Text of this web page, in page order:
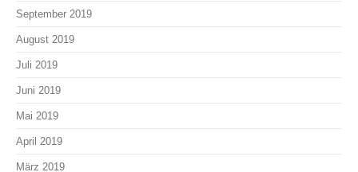
September 2019
August 2019
Juli 2019
Juni 2019
Mai 2019
April 2019
März 2019